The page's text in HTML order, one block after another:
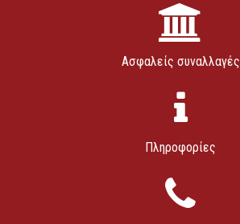
Ασφαλείς συναλλαγές
Πληροφορίες